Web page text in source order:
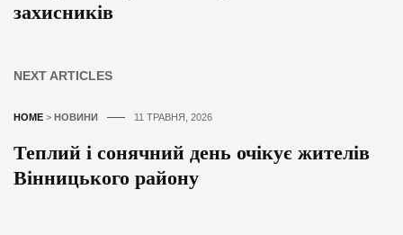
захисників
NEXT ARTICLES
HOME > НОВИНИ 11 ТРАВНЯ, 2026
Теплий і сонячний день очікує жителів
Вінницького району